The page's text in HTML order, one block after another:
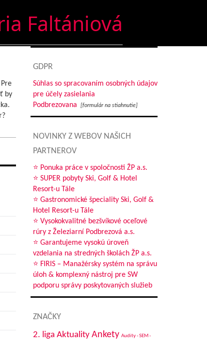
Faltániová
by
GDPR
Súhlas so spracovaním osobných údajov
pre účely zasielania
Podbrezovana
[formulár na stiahnutie]
NOVINKY Z WEBOV NAŠICH
PARTNEROV
⭐ Ponuka práce v spoločnosti ŽP a.s.
⭐ SUPER pobyty Ski, Golf & Hotel
Resort-u Tále
⭐ Gastronomické špeciality Ski, Golf &
Hotel Resort-u Tále
⭐ Vysokokvalitné bezšvíkové oceľové
rúry z Železiarní Podbrezová a.s.
⭐ Garantujeme vysokú úroveň
vzdelania na stredných školách ŽP a.s.
⭐ FIRIS – Manažérsky systém na správu
úloh & komplexný nástroj pre SW
podporu správy poskytovaných služieb
ZNAČKY
2. liga Aktuality Ankety Audity - SEM -